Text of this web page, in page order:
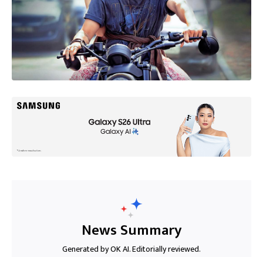
News Summary
Generated by OK AI. Editorially reviewed.